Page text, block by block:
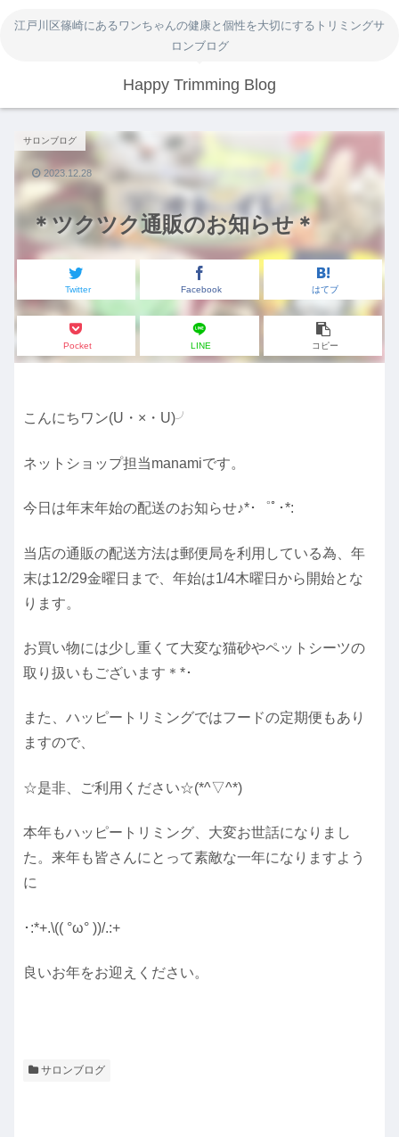
江戸川区篠崎にあるワンちゃんの健康と個性を大切にするトリミングサ
ロンブログ
Happy Trimming Blog
＊ツクツク通販のお知らせ＊
サロンブログ
Twitter Facebook はてブ
Pocket LINE コピー
2023.12.28
こんにちワン(U ・ × ・ U)╯
ネットショップ担当manamiです。
今日は年末年始の配送のお知らせ♪*･゜ﾟ･*:
当店の通販の配送方法は郵便局を利用している為、年
末は12/29金曜日まで、年始は1/4木曜日から開始とな
ります。
お買い物には少し重くて大変な猫砂やペットシーツの
取り扱いもございます＊ *･
また、ハッピートリミングではフードの定期便もあり
ますので、
☆是非、ご利用ください☆(*^▽^*)
本年もハッピートリミング、大変お世話になりまし
た。来年も皆さんにとって素敵な一年になりますよう
に
･ :*+.\(( °ω° ))/.:+
良いお年をお迎えください。
サロンブログ